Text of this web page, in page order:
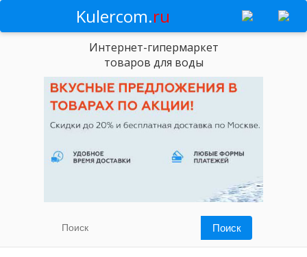
Kulercom.ru
Интернет-гипермаркет
товаров для воды